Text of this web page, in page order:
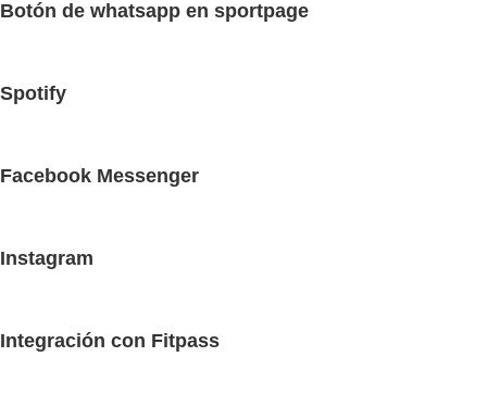
Botón de whatsapp en sportpage
Spotify
Facebook Messenger
Instagram
Integración con Fitpass